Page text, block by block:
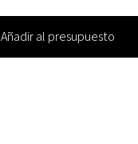
Añadir al presupuesto